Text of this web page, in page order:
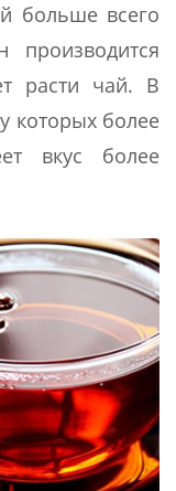
больше всего
производится
расти чай. В
которых более
вкус более